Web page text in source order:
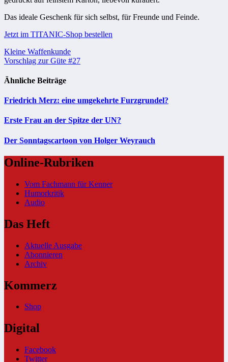
Das ideale Geschenk für sich selbst, für Freunde und Feinde.
Jetzt im TITANIC-Shop bestellen
Beitragsnavigation
Kleine Waffenkunde
Vorschlag zur Güte #27
Ähnliche Beiträge
Friedrich Merz: eine umgekehrte Furzgrundel?
Erste Frau an der Spitze der UN?
Der Sonntagscartoon von Holger Weyrauch
Online-Rubriken
Vom Fachmann für Kenner
Humorkritik
Audio
Das Heft
Aktuelle Ausgabe
Abonnieren
Archiv
Kommerz
Shop
Digital
Facebook
Twitter